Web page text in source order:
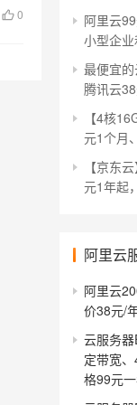
0
阿里云
小型企
最便宜
腾讯云
【4核
元1个月
【京东
元1年起
阿里云
阿里云
价38元/
云服务
定带宽
格99元